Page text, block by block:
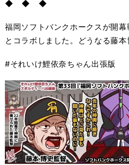
◆ ◆ ◆
福岡ソフトバンクホークスが開
とコラボしました。どうなる藤本
#それいけ鯉依奈ちゃん出張版